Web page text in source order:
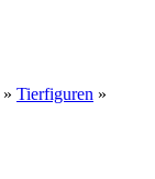
» Tierfiguren »